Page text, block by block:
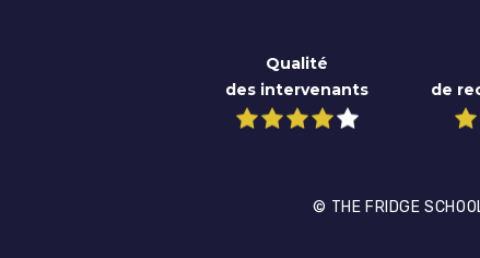
Qualité
des intervenants
de
© THE FRIDGE